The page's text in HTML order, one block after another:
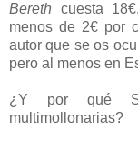
Bereth cuesta
menos de 2€ por
autor que se os
pero al menos en
¿Y por qué
multimollonarias?